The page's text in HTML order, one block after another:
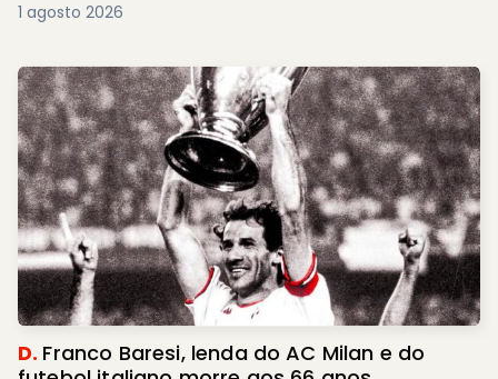
1 agosto 2026
D. Franco Baresi, lenda do AC Milan e do